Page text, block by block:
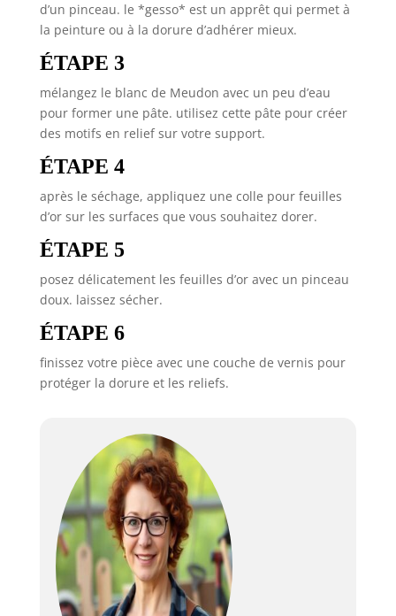
d’un pinceau. le *gesso* est un apprêt qui permet à
la peinture ou à la dorure d’adhérer mieux.
ÉTAPE 3
mélangez le blanc de Meudon avec un peu d’eau
pour former une pâte. utilisez cette pâte pour créer
des motifs en relief sur votre support.
ÉTAPE 4
après le séchage, appliquez une colle pour feuilles
d’or sur les surfaces que vous souhaitez dorer.
ÉTAPE 5
posez délicatement les feuilles d’or avec un pinceau
doux. laissez sécher.
ÉTAPE 6
finissez votre pièce avec une couche de vernis pour
protéger la dorure et les reliefs.